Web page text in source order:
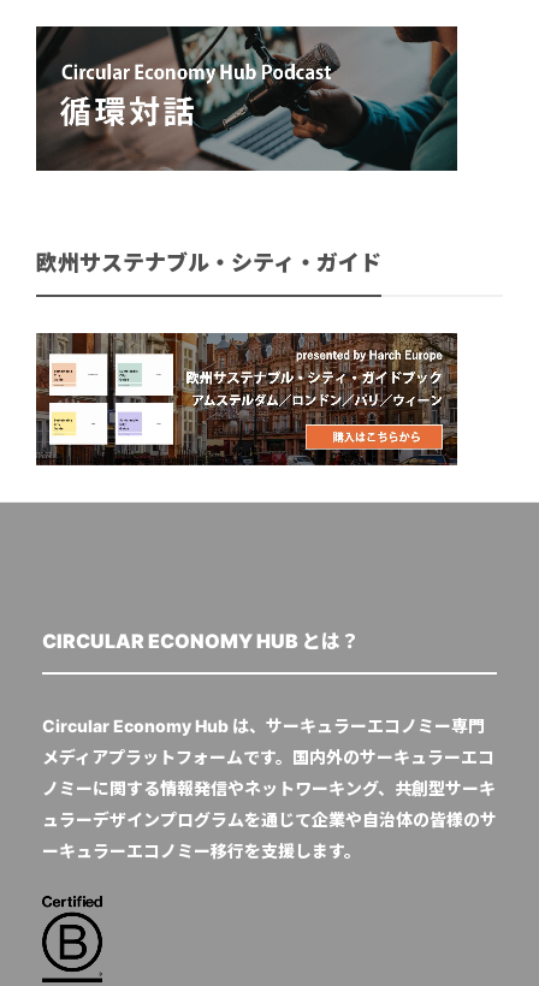
欧州サステナブル・シティ・ガイド
CIRCULAR ECONOMY HUB とは？
Circular Economy Hub は、サーキュラーエコノミー専門
メディアプラットフォームです。国内外のサーキュラーエコ
ノミーに関する情報発信やネットワーキング、共創型サーキ
ュラーデザインプログラムを通じて企業や自治体の皆様のサ
ーキュラーエコノミー移行を支援します。